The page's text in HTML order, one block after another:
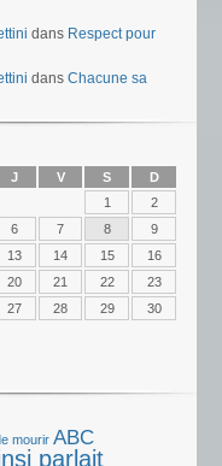
dans Respect pour
dans Chacune sa
J V S D
1
2
6 7 8
9
13 14 15
16
20 21 22
23
27 28 29
30
mourir ABC
parlait